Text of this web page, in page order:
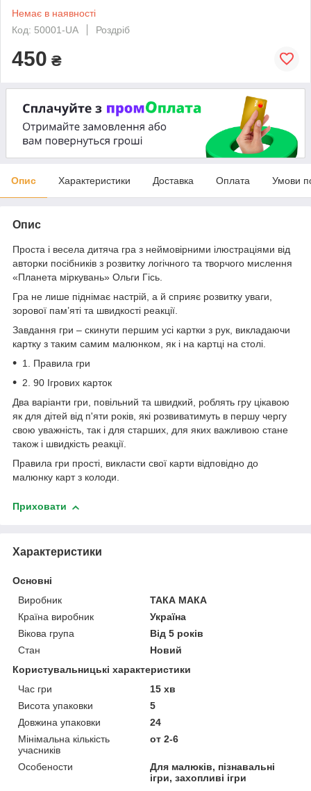
Немає в наявності
Код: 50001-UA
Роздріб
450 ₴
Опис Характеристики Доставка Оплата Умови
Опис
Проста і весела дитяча гра з неймовірними ілюстраціями від
авторки посібників з розвитку логічного та творчого мислення
«Планета міркувань» Ольги Гісь.
Гра не лише піднімає настрій, а й сприяє розвитку уваги,
зорової пам’яті та швидкості реакції.
Завдання гри – скинути першим усі картки з рук, викладаючи
картку з таким самим малюнком, як і на картці на столі.
1. Правила гри
2. 90 Ігрових карток
Два варіанти гри, повільний та швидкий, роблять гру цікавою
як для дітей від п'яти років, які розвиватимуть в першу чергу
свою уважність, так і для старших, для яких важливою стане
також і швидкість реакції.
Правила гри прості, викласти свої карти відповідно до
малюнку карт з колоди.
Приховати
Характеристики
Основні
Виробник
ТАКА МАКА
Країна виробник
Україна
Вікова група
Від 5 років
Стан
Новий
Користувальницькі характеристики
Час гри
15 хв
Висота упаковки
5
Довжина упаковки
24
Мінімальна кількість
учасників
от 2-6
Особености
Для малюків, пізнавальні
ігри, захопливі ігри